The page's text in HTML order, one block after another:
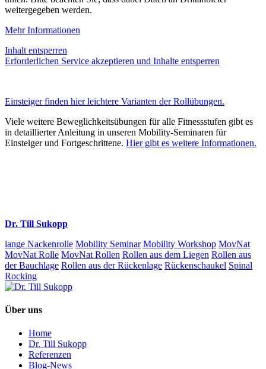
weitergegeben werden.
Mehr Informationen
Inhalt entsperren
Erforderlichen Service akzeptieren und Inhalte entsperren
Einsteiger finden hier leichtere Varianten der Rollübungen.
Viele weitere Beweglichkeitsübungen für alle Fitnessstufen gibt es
in detaillierter Anleitung in unseren Mobility-Seminaren für
Einsteiger und Fortgeschrittene. Hier gibt es weitere Informationen.
Dr. Till Sukopp
lange Nackenrolle Mobility Seminar Mobility Workshop MovNat
MovNat Rolle MovNat Rollen Rollen aus dem Liegen Rollen aus
der Bauchlage Rollen aus der Rückenlage Rückenschaukel Spinal
Rocking
Über uns
Home
Dr. Till Sukopp
Referenzen
Blog-News